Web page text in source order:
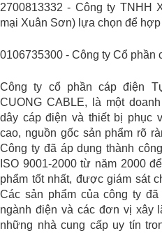
2700813332 - Công ty TNHH
mại Xuân Sơn) lựa chọn để hợp
0106735300 - Công ty Cổ
Công ty cổ phần cáp điện
CUONG CABLE, là một
dây cáp điện và thiết bị phục
cao, nguồn gốc sản phẩm rõ
Công ty đã áp dụng thành
ISO 9001-2000 từ năm 2000
phẩm tốt nhất, được giám sát
Các sản phẩm của công ty
ngành điện và các đơn vị xây
những nhà cung cấp uy tín